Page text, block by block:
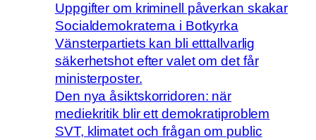
Uppgifter om kriminell påverkan skakar
Socialdemokraterna i Botkyrka
Vänsterpartiets kan bli etttallvarlig
säkerhetshot efter valet om det får
ministerposter.
Den nya åsiktskorridoren: när
mediekritik blir ett demokratiproblem
SVT, klimatet och frågan om public